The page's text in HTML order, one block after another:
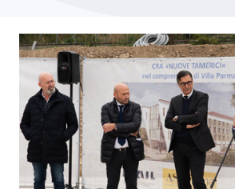
Iniziative immobiliari Inail